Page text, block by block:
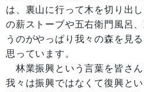
は、裏山に行って木を切り出
の薪ストーブや五右衛門風呂
うのがやっぱり我々の森を見
思っています。
林業振興という言葉を皆さん
我々は振興ではなくて復興と